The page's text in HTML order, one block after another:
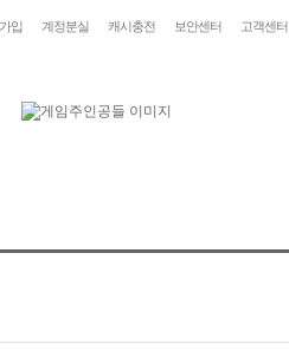
입 계정분실 캐시충전 보안센터 고객센터